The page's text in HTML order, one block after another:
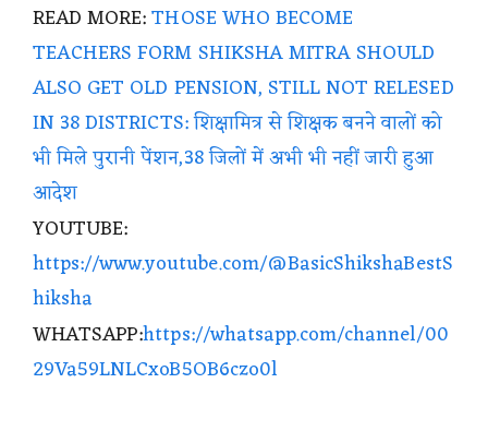
READ MORE:THOSE WHO BECOME
TEACHERS FORM SHIKSHA MITRA SHOULD
ALSO GET OLD PENSION, STILL NOT RELESED
IN 38 DISTRICTS: शिक्षामित्र से शिक्षक बनने वालों को
भी मिले पुरानी पेंशन,38 जिलों में अभी भी नहीं जारी हुआ
आदेश
YOUTUBE:
https://www.youtube.com/@BasicShikshaBestS
hiksha
WHATSAPP:https://whatsapp.com/channel/00
29Va59LNLCxoB5OB6czo0l